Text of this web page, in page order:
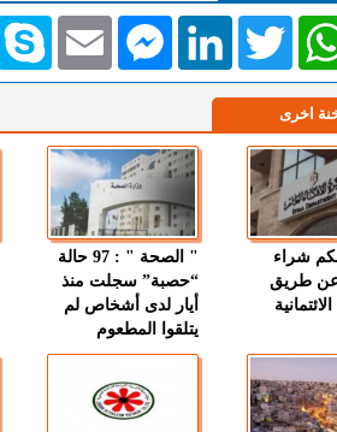
Skype EmailMessengerLinkedIn Twitter
اخرى
حكم شراء
عن طريق
" الصحة " : 97 حالة
“حصبة” سجلت منذ
أيار لدى أشخاص لم
يتلقوا المطعوم